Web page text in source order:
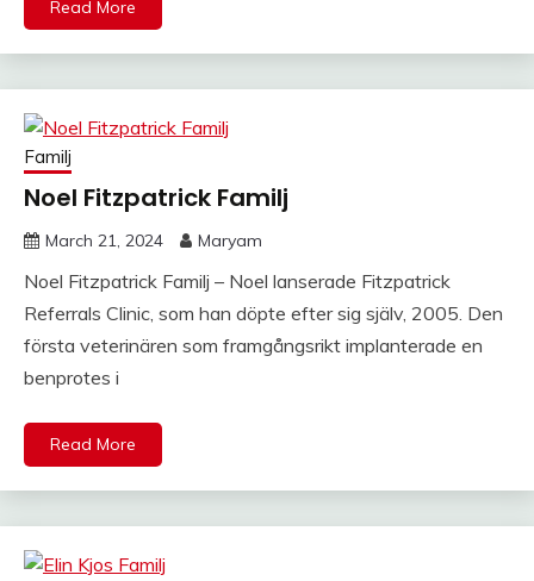
Read More
Familj
Noel Fitzpatrick Familj
March 21, 2024 Maryam
Noel Fitzpatrick Familj – Noel lanserade Fitzpatrick
Referrals Clinic, som han döpte efter sig själv, 2005. Den
första veterinären som framgångsrikt implanterade en
benprotes i
Read More